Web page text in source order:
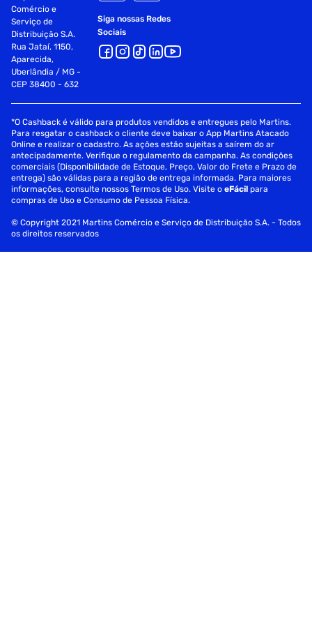
Comércio e
Serviço de
Distribuição S.A.
Rua Jataí, 1150,
Aparecida,
Uberlândia / MG -
CEP 38400 - 632
Siga nossas Redes
Sociais
*O Cashback é válido para produtos vendidos e entregues pelo Martins.
Para resgatar o cashback o cliente deve baixar o App Martins Atacado
Online e realizar o cadastro. As ações estão sujeitas a saírem do ar
antecipadamente. Verifique o regulamento da campanha. As condições
comerciais (Disponibilidade de Estoque, Preço, Valor do Frete e Prazo de
entrega) são válidas para a região de entrega informada. Para maiores
informações, consulte nossos Termos de Uso. Visite oeFácil para
compras de Uso e Consumo de Pessoa Física.
© Copyright 2021 Martins Comércio e Serviço de Distribuição S.A. - Todos
os direitos reservados